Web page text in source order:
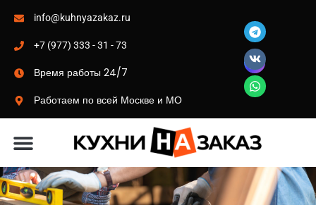
info@kuhnyazakaz.ru
+7 (977) 333 - 31 - 73
Время работы 24/7
Работаем по всей Москве и МО